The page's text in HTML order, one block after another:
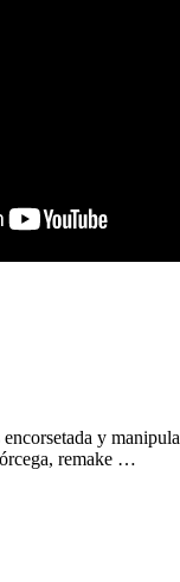
y
remake …